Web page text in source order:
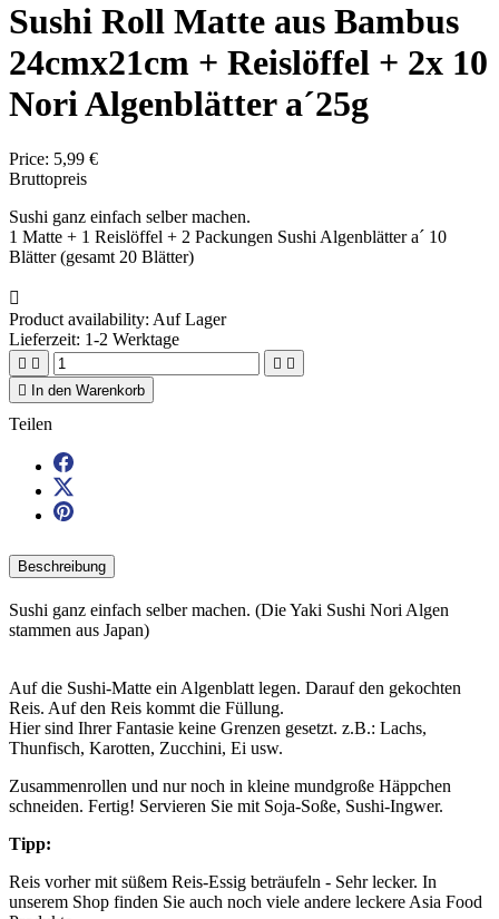
Sushi Roll Matte aus Bambus
24cmx21cm + Reislöffel + 2x 10
Nori Algenblätter a´25g
Price: 5,99 €
Bruttopreis
Sushi ganz einfach selber machen.
1 Matte + 1 Reislöffel + 2 Packungen Sushi Algenblätter a´ 10
Blätter (gesamt 20 Blätter)

Product availability: Auf Lager
Lieferzeit: 1-2 Werktage
   

In den Warenkorb
Teilen
Beschreibung
Sushi ganz einfach selber machen. (Die Yaki Sushi Nori Algen
stammen aus Japan)
Auf die Sushi-Matte ein Algenblatt legen. Darauf den gekochten
Reis. Auf den Reis kommt die Füllung.
Hier sind Ihrer Fantasie keine Grenzen gesetzt. z.B.: Lachs,
Thunfisch, Karotten, Zucchini, Ei usw.
Zusammenrollen und nur noch in kleine mundgroße Häppchen
schneiden. Fertig! Servieren Sie mit Soja-Soße, Sushi-Ingwer.
Tipp:
Reis vorher mit süßem Reis-Essig beträufeln - Sehr lecker. In
unserem Shop finden Sie auch noch viele andere leckere Asia Food